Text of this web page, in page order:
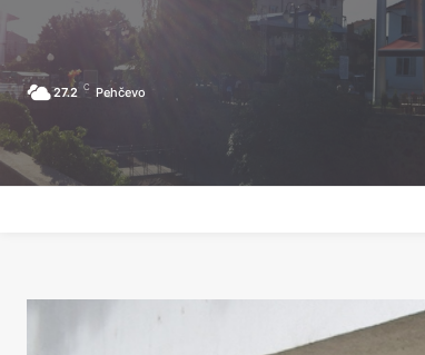
27.2 C Pehčevo